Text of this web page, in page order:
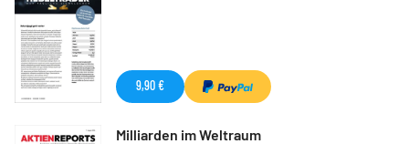
9,90 €
Milliarden im Weltraum